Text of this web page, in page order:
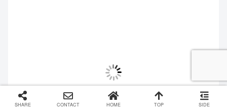
SHARE CONTACT HOME TOP SIDE